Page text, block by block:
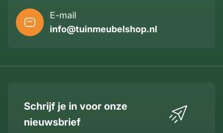
E-mail
info@tuinmeubelshop.nl
Schrijf je in voor onze
nieuwsbrief